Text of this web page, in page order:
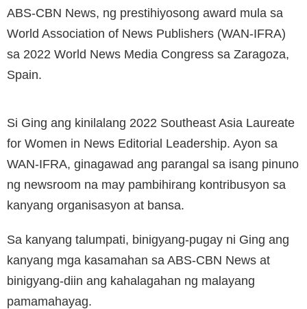
ABS-CBN News, ng prestihiyosong award mula sa
World Association of News Publishers (WAN-IFRA)
sa 2022 World News Media Congress sa Zaragoza,
Spain.
Si Ging ang kinilalang 2022 Southeast Asia Laureate
for Women in News Editorial Leadership. Ayon sa
WAN-IFRA, ginagawad ang parangal sa isang pinuno
ng newsroom na may pambihirang kontribusyon sa
kanyang organisasyon at bansa.
Sa kanyang talumpati, binigyang-pugay ni Ging ang
kanyang mga kasamahan sa ABS-CBN News at
binigyang-diin ang kahalagahan ng malayang
pamamahayag.